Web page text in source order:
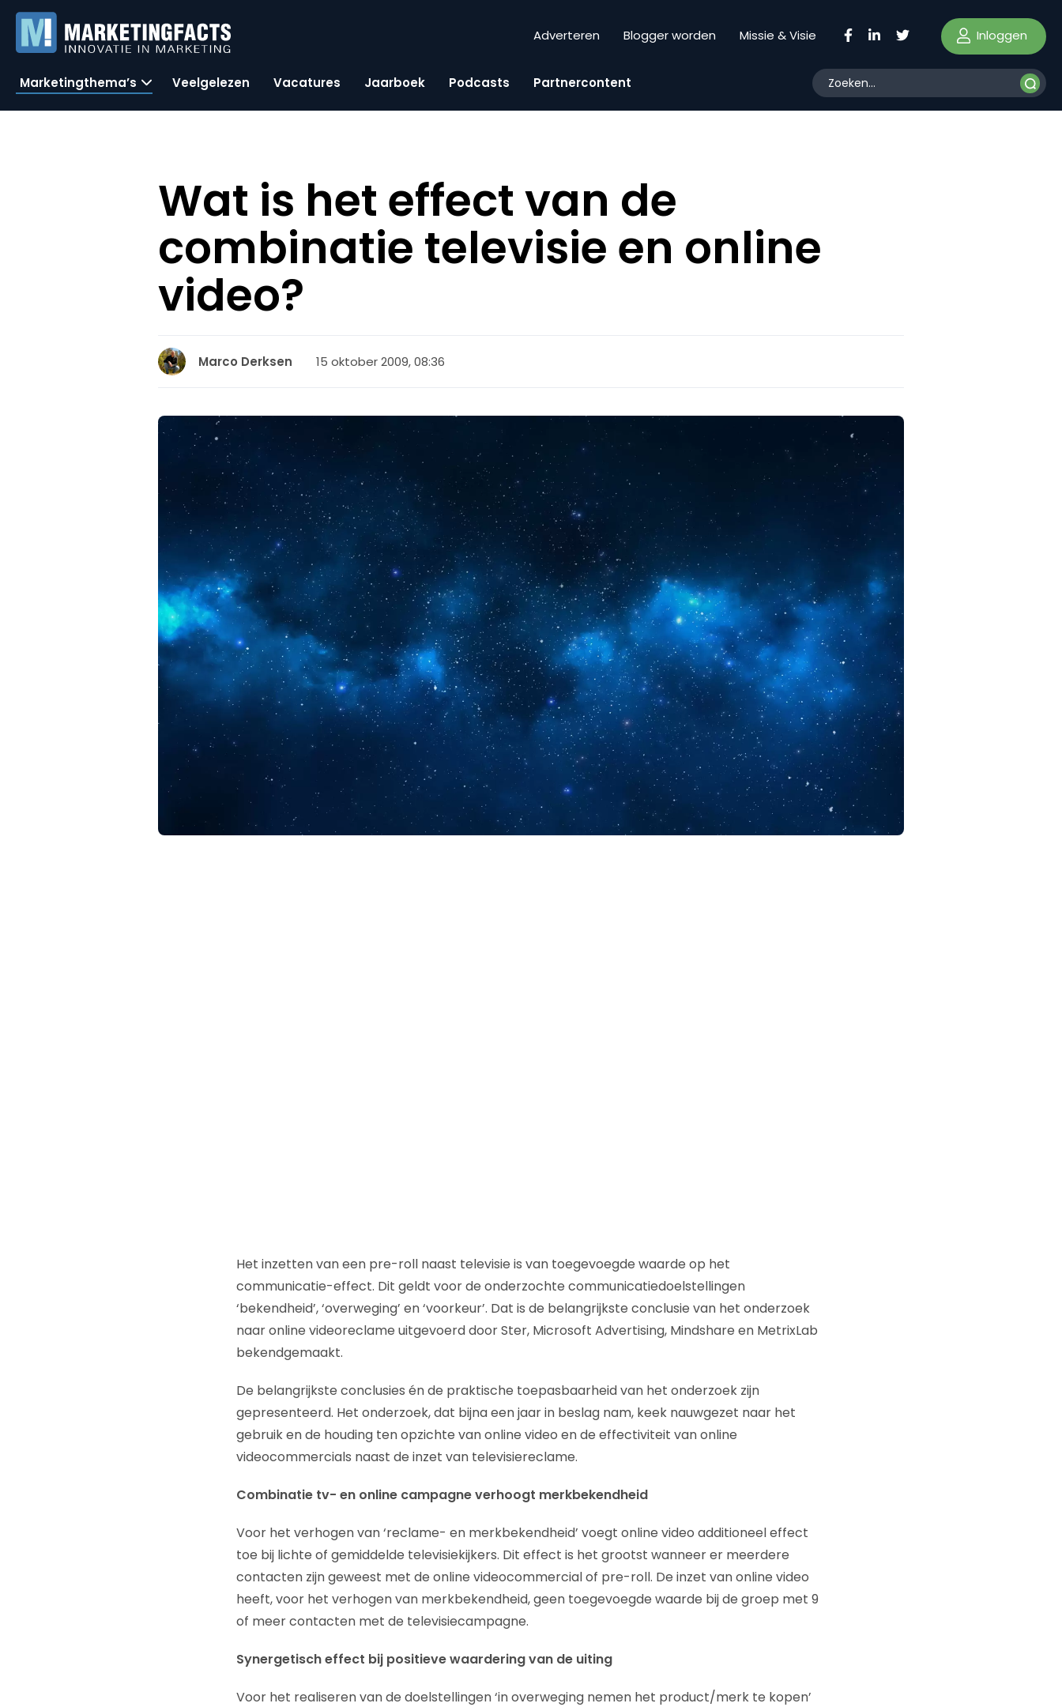
Adverteren Blogger worden Missie & Visie Inloggen
Marketingthema’s Veelgelezen Vacatures Jaarboek Podcasts Partnercontent
Wat is het effect van de
combinatie televisie en online
video?
Marco Derksen 15 oktober 2009, 08:36
Het inzetten van een pre-roll naast televisie is van toegevoegde waarde op het
communicatie-effect. Dit geldt voor de onderzochte communicatiedoelstellingen
‘bekendheid’, ‘overweging’ en ‘voorkeur’. Dat is de belangrijkste conclusie van het onderzoek
naar online videoreclame uitgevoerd door Ster, Microsoft Advertising, Mindshare en MetrixLab
bekendgemaakt.
De belangrijkste conclusies én de praktische toepasbaarheid van het onderzoek zijn
gepresenteerd. Het onderzoek, dat bijna een jaar in beslag nam, keek nauwgezet naar het
gebruik en de houding ten opzichte van online video en de effectiviteit van online
videocommercials naast de inzet van televisiereclame.
Combinatie tv- en online campagne verhoogt merkbekendheid
Voor het verhogen van ‘reclame- en merkbekendheid’ voegt online video additioneel effect
toe bij lichte of gemiddelde televisiekijkers. Dit effect is het grootst wanneer er meerdere
contacten zijn geweest met de online videocommercial of pre-roll. De inzet van online video
heeft, voor het verhogen van merkbekendheid, geen toegevoegde waarde bij de groep met 9
of meer contacten met de televisiecampagne.
Synergetisch effect bij positieve waardering van de uiting
Voor het realiseren van de doelstellingen ‘in overweging nemen het product/merk te kopen’